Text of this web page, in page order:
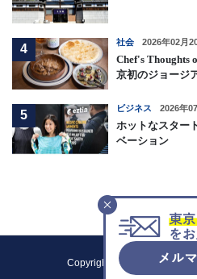
4
社会 2026年02月
Chef's Thoughts
京初のジョージ
5
ビジネス 2026年
ホットなスター
ベーション
Copyright (C) 2021 Tokyo